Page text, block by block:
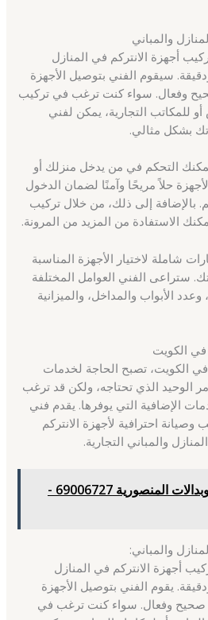
والمباني
أجهزة الانتركم في المنازل
سيقوم الفني بتوصيل الأجهزة
وفعال. سواء كنت ترغب في تركيب
للمكاتب التجارية، يمكن لفني
بشكل مثالي.
يمكنك التحكم في من يدخل منزلك أو
حلاً مريحًا وآمنًا لضمان الدخول
إلى ذلك، من خلال تركيب
الاستفادة من المزيد من المرونة.
شاملة لاختيار الأجهزة المناسبة
ستراعى الفني العوامل المختلفة
الأبواب والمداخل، والميزانية
في الكويت
الكويت، تصبح الحاجة لخدمات
الوحيد الذي تحتاجه، ولكن قد ترغب
الإضافية التي يوفرها. يقدم فني
احترافية لأجهزة الانتركم
والمباني التجارية.
فني انتركم وبدالات المنصورية 69006727 -
والمباني:
أجهزة الانتركم في المنازل
يقوم الفني بتوصيل الأجهزة
صحيح وفعال. سواء كنت ترغب في